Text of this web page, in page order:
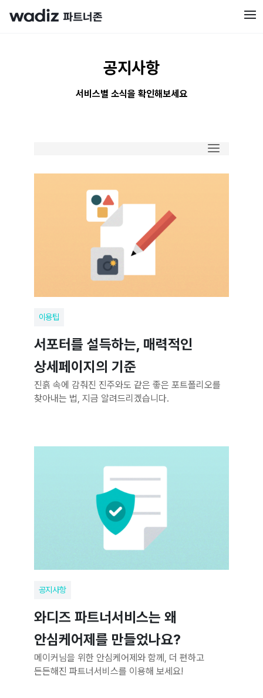
공지사항
서비스별 소식을 확인해보세요
이용팁
서포터를 설득하는, 매력적인
상세페이지의 기준
진흙 속에 감춰진 진주와도 같은 좋은 포트폴리오를
찾아내는 법, 지금 알려드리겠습니다.
공지사항
와디즈 파트너서비스는 왜
안심케어제를 만들었나요?
메이커님을 위한 안심케어제와 함께, 더 편하고
든든해진 파트너서비스를 이용해 보세요!